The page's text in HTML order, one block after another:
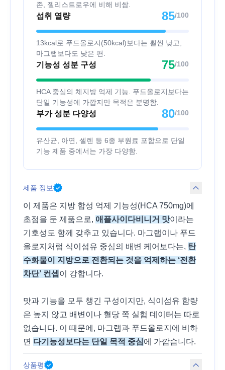
존, 젤리스트로우에 비해 비쌈.
섭취 열량 85/100
13kcal로 푸드올로지(50kcal)보다는 훨씬 낮고,
마그랩보다도 낮은 편.
기능성 성분 구성 75/100
HCA 중심의 체지방 억제 기능. 푸드올로지보다는
단일 기능성에 가깝지만 목적은 분명함.
부가 성분 다양성 80/100
유산균, 아연, 셀렌 등 6종 부원료 포함으로 단일
기능 제품 중에서는 가장 다양함.
제품 정보
이 제품은 지방 합성 억제 기능성(HCA 750mg)에
초점을 둔 제품으로, 애플사이다비니거 맛이라는
기호성도 함께 갖추고 있습니다. 마그랩이나 푸드
올로지처럼 식이섬유 중심의 배변 케어보다는, 탄
수화물이 지방으로 전환되는 것을 억제하는 ‘전환
차단’ 컨셉 이 강합니다.
맛과 기능을 모두 챙긴 구성이지만, 식이섬유 함량
은 높지 않고 배변이나 혈당 쪽 실험 데이터는 따로
없습니다. 이 때문에, 마그랩과 푸드올로지에 비하
면 다기능성보다는 단일 목적 중심 에 가깝습니다.
상품평